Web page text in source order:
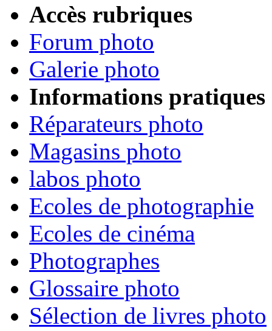
Accès rubriques
Forum photo
Galerie photo
Informations pratiques
Réparateurs photo
Magasins photo
labos photo
Ecoles de photographie
Ecoles de cinéma
Photographes
Glossaire photo
Sélection de livres photo